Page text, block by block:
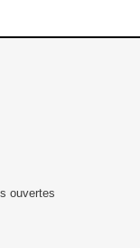
ouvertes